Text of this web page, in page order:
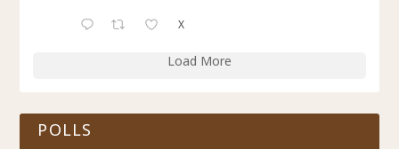
X
Load More
POLLS